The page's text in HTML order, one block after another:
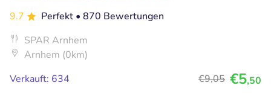
9.7
Perfekt • 870 Bewertungen
SPAR Arnhem
Arnhem (0km)
Verkauft: 634
€9,05 €5,50